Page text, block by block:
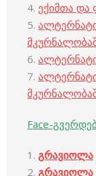
4. ექიმთა და
5.
6.
7.
Face-
1. გრავიოლა
2. გრავიოლა